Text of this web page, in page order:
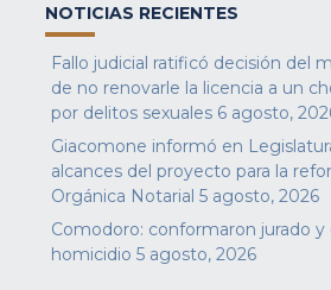
NOTICIAS RECIENTES
Fallo judicial ratificó decisión del
de no renovarle la licencia a un
por delitos sexuales 6 agosto,
Giacomone informó en
alcances del proyecto para la
Orgánica Notarial 5 agosto, 2026
Comodoro: conformaron jurado
homicidio 5 agosto, 2026